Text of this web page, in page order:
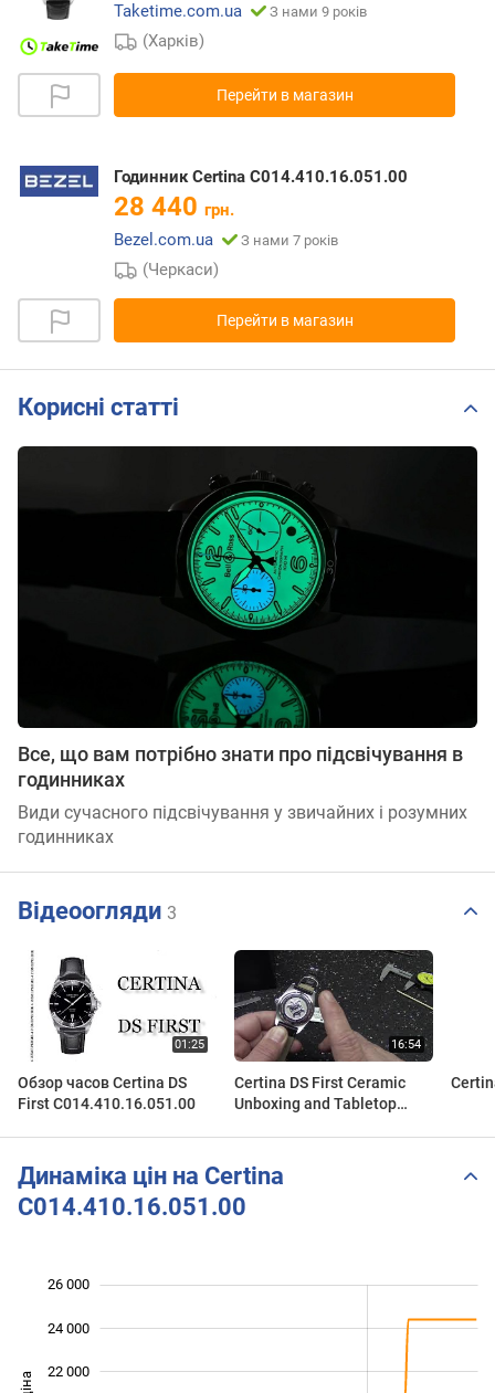
Taketime.com.ua
З нами 9 років
(Харків)
Перейти в магазин
Годинник Certina C014.410.16.051.00
28 440 грн.
Bezel.com.ua
З нами 7 років
(Черкаси)
Перейти в магазин
Корисні статті
Все, що вам потрібно знати про підсвічування в
годинниках
Види сучасного підсвічування у звичайних і розумних
годинниках
Відеоогляди 3
Обзор часов Certina DS
First C014.410.16.051.00
Certina DS First Ceramic
Unboxing and Tabletop
Динаміка цін на Certina
C014.410.16.051.00
22 000
24 000
26 000